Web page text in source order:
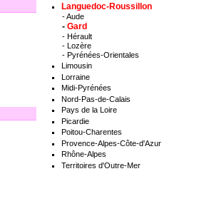
Languedoc-Roussillon
-Aude
- Gard
- Hérault
- Lozère
- Pyrénées-Orientales
Limousin
Lorraine
Midi-Pyrénées
Nord-Pas-de-Calais
Pays de la Loire
Picardie
Poitou-Charentes
Provence-Alpes-Côte-d'Azur
Rhône-Alpes
Territoires d'Outre-Mer